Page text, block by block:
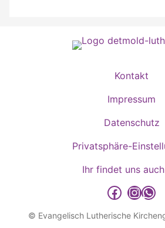
Kontakt
Impressum
Datenschutz
Privatsphäre-
Ihr findet uns
detmold-lutherisch auf Facebook
detmold-lutherisch
detmold-
© Evangelisch Lutherische